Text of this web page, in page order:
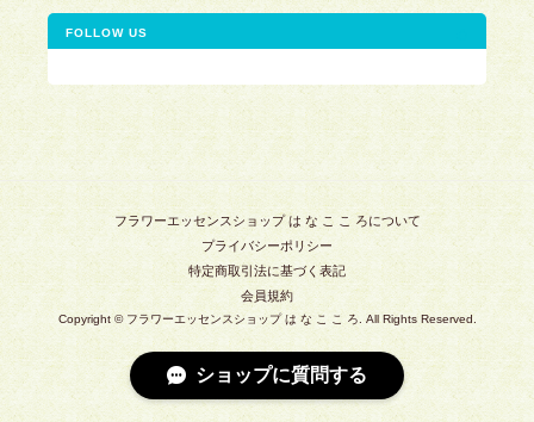
FOLLOW US
フラワーエッセンスショップ は な こ こ ろについて
プライバシーポリシー
特定商取引法に基づく表記
会員規約
Copyright © フラワーエッセンスショップ は な こ こ ろ. All Rights Reserved.
ショップに質問する